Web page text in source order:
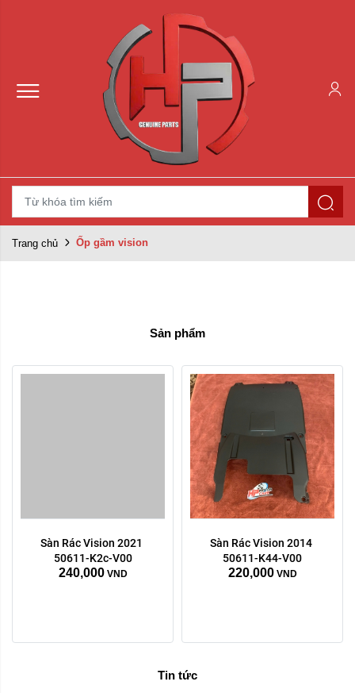
Trang chủ Ốp gầm vision
Sản phẩm
Sàn Rác Vision 2021
50611-K2c-V00
240,000 VND
Sàn Rác Vision 2014
50611-K44-V00
220,000 VND
Tin tức